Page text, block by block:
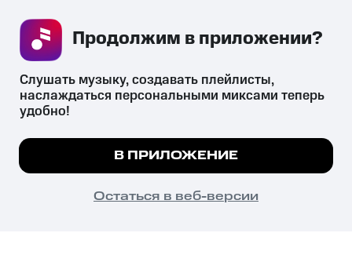
СКАЧАТЬ ПРИЛОЖЕНИЕ
психотропных веществ, их аналогов причиняет вред здоровью,
их незаконный оборот запрещён и влечёт установленную
законодательством ответственность.
© 2026 ООО «КИОН».
Все права защищены
Мы используем куки, чтобы на сайте все
Подробнее
ПОНЯТНО
Слушать музыку, создавать плейлисты,
наслаждаться персональными миксами теперь
удобно!
В ПРИЛОЖЕНИЕ
Остаться в веб-версии